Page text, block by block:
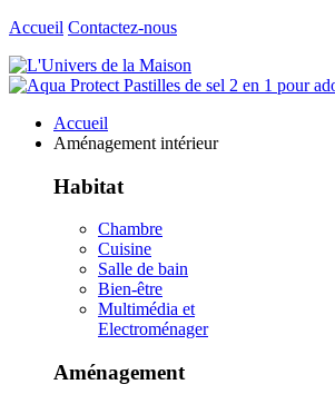
Accueil Contactez-nous
Accueil
Aménagement intérieur
Habitat
Chambre
Cuisine
Salle de bain
Bien-être
Multimédia et
Electroménager
Aménagement